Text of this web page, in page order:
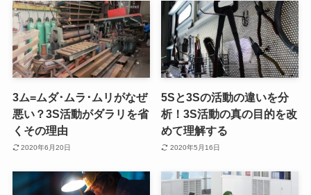
3ム=ムダ･ムラ･ムリがなぜ
悪い？3S活動がダラリを省
くその理由
2020年6月20日
5Sと3Sの活動の違いを分
析！3S活動の真の目的を改
めて理解する
2020年5月16日